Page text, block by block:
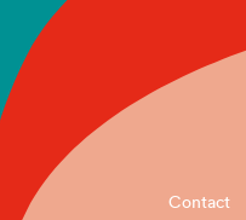
Contact